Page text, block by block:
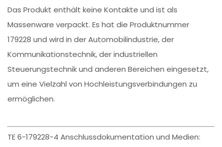
Das Produkt enthält keine Kontakte und ist als
Massenware verpackt. Es hat die Produktnummer
179228 und wird in der Automobilindustrie, der
Kommunikationstechnik, der industriellen
Steuerungstechnik und anderen Bereichen eingesetzt,
um eine Vielzahl von Hochleistungsverbindungen zu
ermöglichen.
TE 6-179228-4 Anschlussdokumentation und Medien: